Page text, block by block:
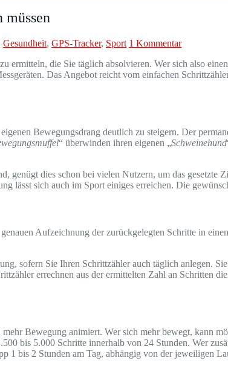
müssen
Gesundheit, GPS-Tracker, Sport 1 Kommentar
ermitteln, die Sie täglich absolvieren. Wer sich also
Das Angebot reicht vom einfachen
Bewegungsdrang deutlich zu steigern. Der
“ überwinden ihren eigenen „Schweinehund
genügt dies schon bei vielen Nutzern, um das gesetzte
lässt sich auch im Sport einiges erreichen. Die
Aufzeichnung der zurückgelegten Schritte in
sofern Sie Ihren Schrittzähler auch täglich anlegen.
errechnen aus der ermittelten Zahl an Schritten
Bewegung animiert. Wer sich mehr bewegt, kann
bis 5.000 Schritte innerhalb von 24 Stunden. Wer
1 bis 2 Stunden am Tag, abhängig von der jeweiligen